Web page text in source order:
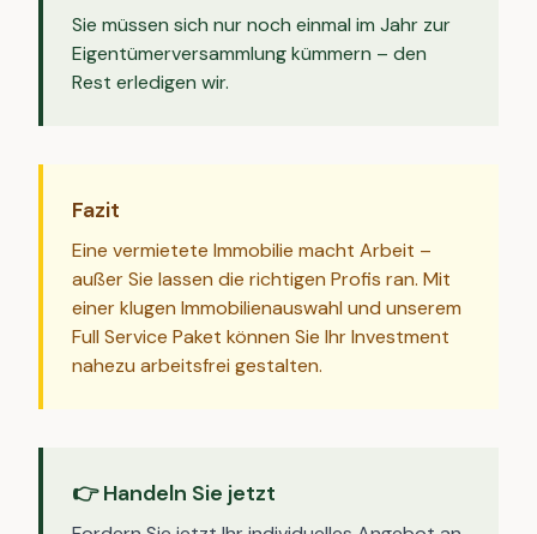
Sie müssen sich nur noch einmal im Jahr zur
Eigentümerversammlung kümmern – den
Rest erledigen wir.
Fazit
Eine vermietete Immobilie macht Arbeit –
außer Sie lassen die richtigen Profis ran. Mit
einer klugen Immobilienauswahl und unserem
Full Service Paket können Sie Ihr Investment
nahezu arbeitsfrei gestalten.
👉 Handeln Sie jetzt